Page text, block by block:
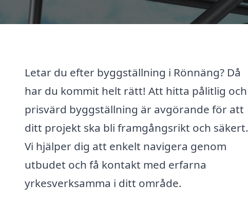
Letar du efter byggställning i Rönnäng? Då
har du kommit helt rätt! Att hitta pålitlig och
prisvärd byggställning är avgörande för att
ditt projekt ska bli framgångsrikt och säkert.
Vi hjälper dig att enkelt navigera genom
utbudet och få kontakt med erfarna
yrkesverksamma i ditt område.